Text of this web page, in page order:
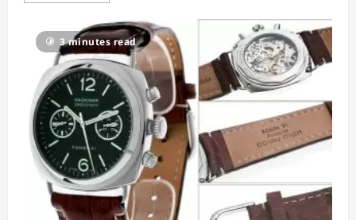
über
Cartier
Santos
Replica
3 minutes read